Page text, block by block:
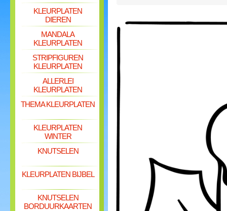
KLEURPLATEN
DIEREN
MANDALA
KLEURPLATEN
STRIPFIGUREN
KLEURPLATEN
ALLERLEI
KLEURPLATEN
THEMA KLEURPLATEN
KLEURPLATEN
WINTER
KNUTSELEN
KLEURPLATEN BIJBEL
KNUTSELEN
BORDUURKAARTEN